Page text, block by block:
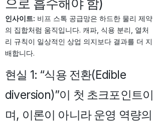
으로 흡수해야 함)
인사이트: 비프 스톡 공급망은 하드한 물리 제약
의 집합처럼 움직입니다. 캐파, 식용 분리, 열처
리 규칙이 일상적인 상업 의지보다 결과를 더 지
배합니다.
현실 1: “식용 전환(Edible
diversion)”이 첫 초크포인트이
며, 이론이 아니라 운영 역량의